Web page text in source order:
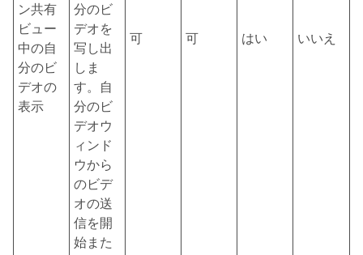
ン共有
ビュー
中の自
分のビ
デオの
表示
分のビ
デオを
写し出
しま
す。自
分のビ
デオウ
ィンド
ウから
のビデ
オの送
信を開
始また
可 可 はい いいえ